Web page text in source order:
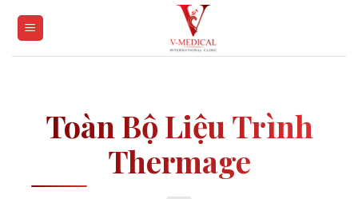
Toàn Bộ Liệu Trình
Thermage